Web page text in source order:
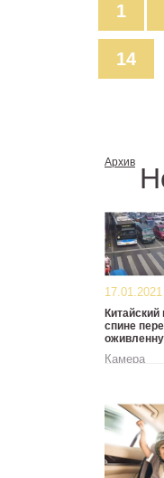
1
14
Архив
17.01.2021
спине
провинции